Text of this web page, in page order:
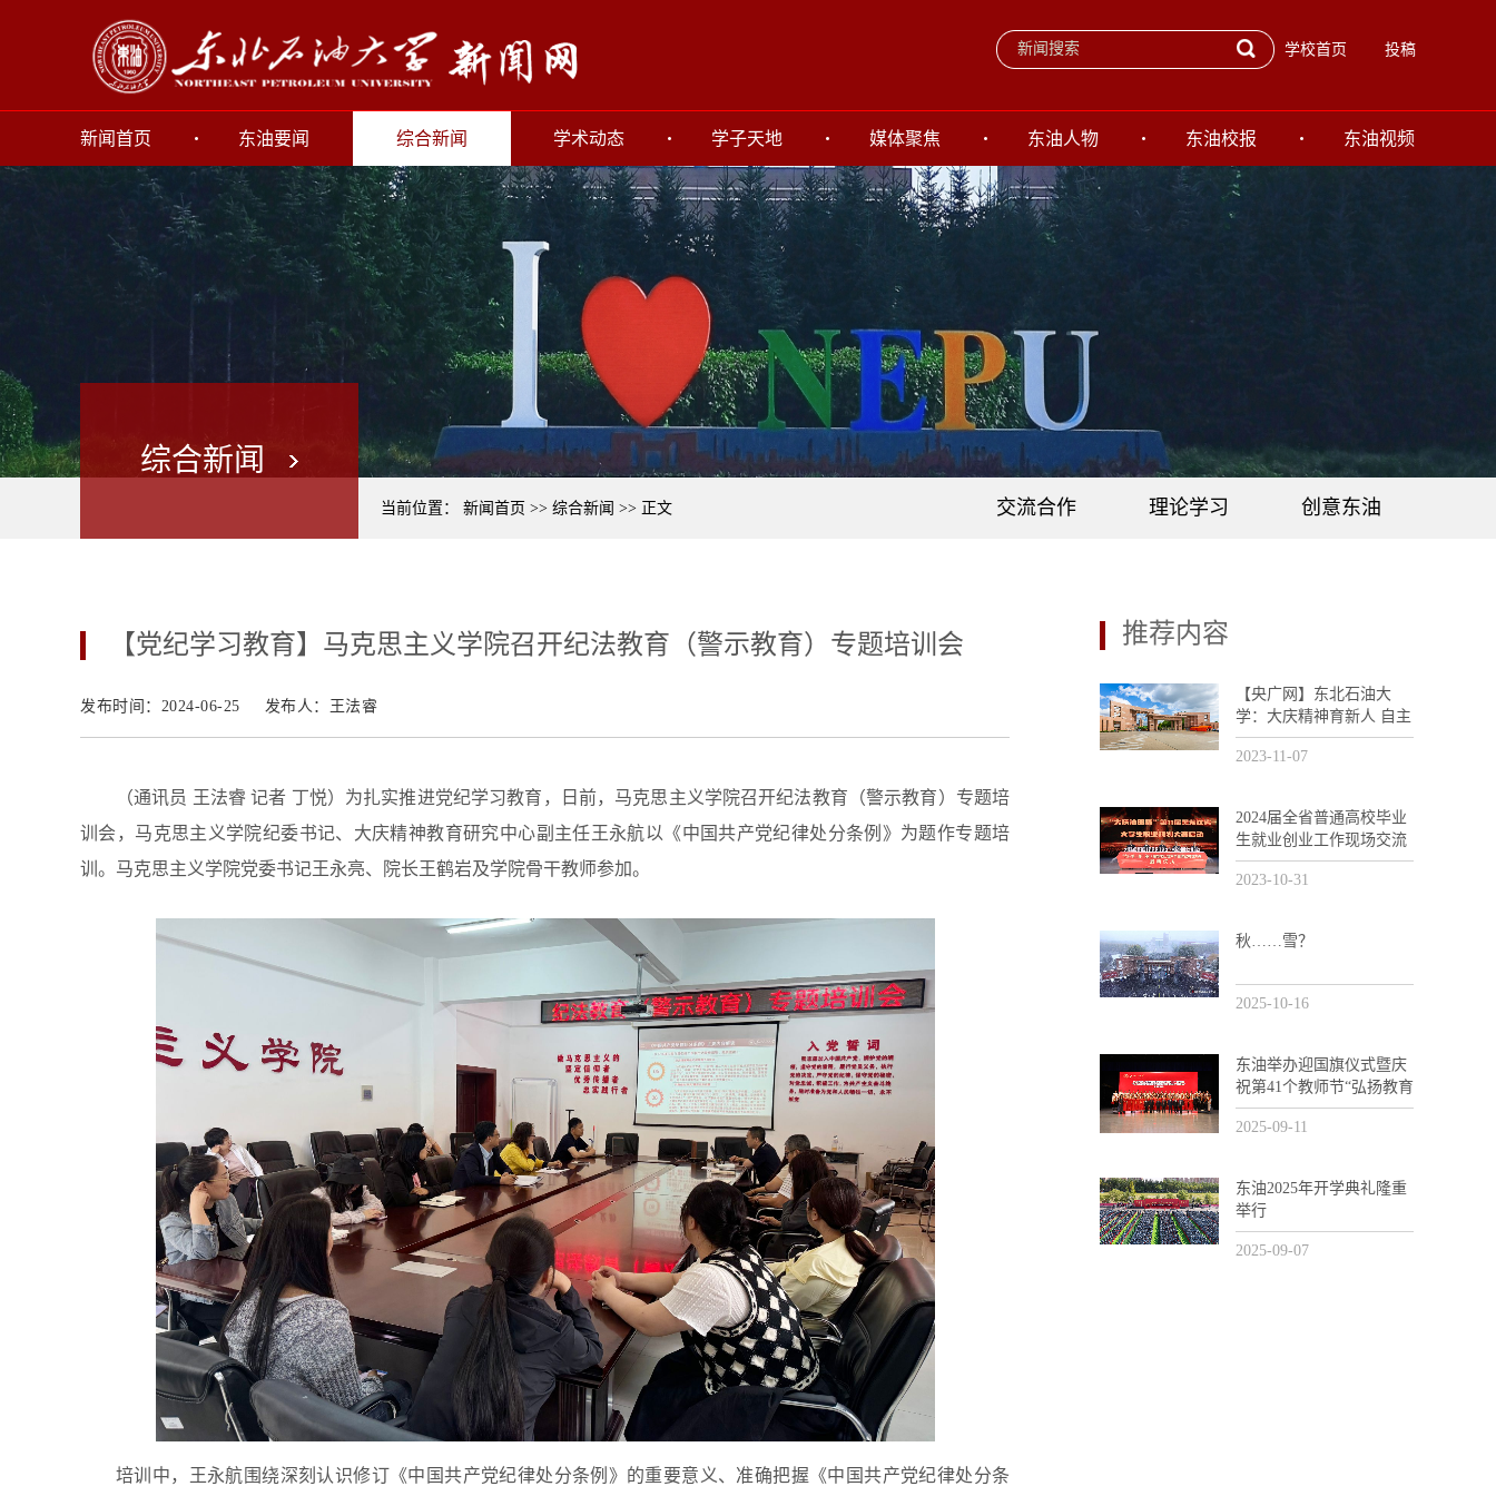
学校首页 投稿
新闻首页 东油要闻 综合新闻 学术动态 学子天地 媒体聚焦 东油人物 东油校报 东油视频
综合新闻
当前位置： 新闻首页 >> 综合新闻 >> 正文 交流合作 理论学习 创意东油
【党纪学习教育】马克思主义学院召开纪法教育（警示教育）专题培训会
发布时间：2024-06-25 发布人：王法睿
（通讯员 王法睿 记者 丁悦）为扎实推进党纪学习教育，日前，马克思主义学院召开纪法教育（警示教育）专题培
训会，马克思主义学院纪委书记、大庆精神教育研究中心副主任王永航以《中国共产党纪律处分条例》为题作专题培
训。马克思主义学院党委书记王永亮、院长王鹤岩及学院骨干教师参加。
培训中，王永航围绕深刻认识修订《中国共产党纪律处分条例》的重要意义、准确把握《中国共产党纪律处分条
推荐内容
【央广网】东北石油大
学：大庆精神育新人 自主
创新助发展
2023-11-07
2024届全省普通高校毕业
生就业创业工作现场交流
活动暨“大庆油田杯”第11
届黑龙江省大学生职业规
开
2023-10-31
秋……雪？
2025-10-16
东油举办迎国旗仪式暨庆
祝第41个教师节“弘扬教育
家精神和劳模精神劳动精
神工匠精神”主题活动
2025-09-11
东油2025年开学典礼隆重
举行
2025-09-07